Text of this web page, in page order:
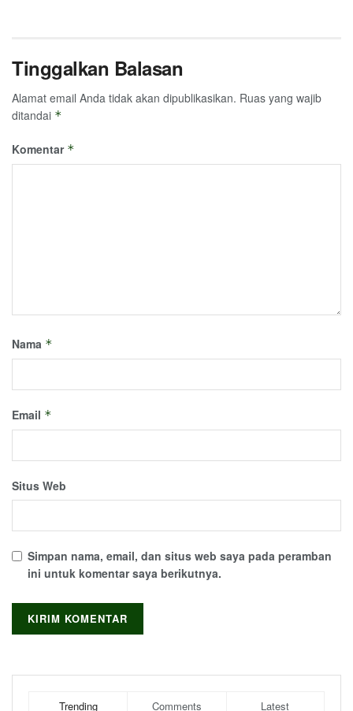
Tinggalkan Balasan
Alamat email Anda tidak akan dipublikasikan. Ruas yang wajib
ditandai *
Komentar *
Nama *
Email *
Situs Web
Simpan nama, email, dan situs web saya pada peramban
ini untuk komentar saya berikutnya.
Trending Comments Latest